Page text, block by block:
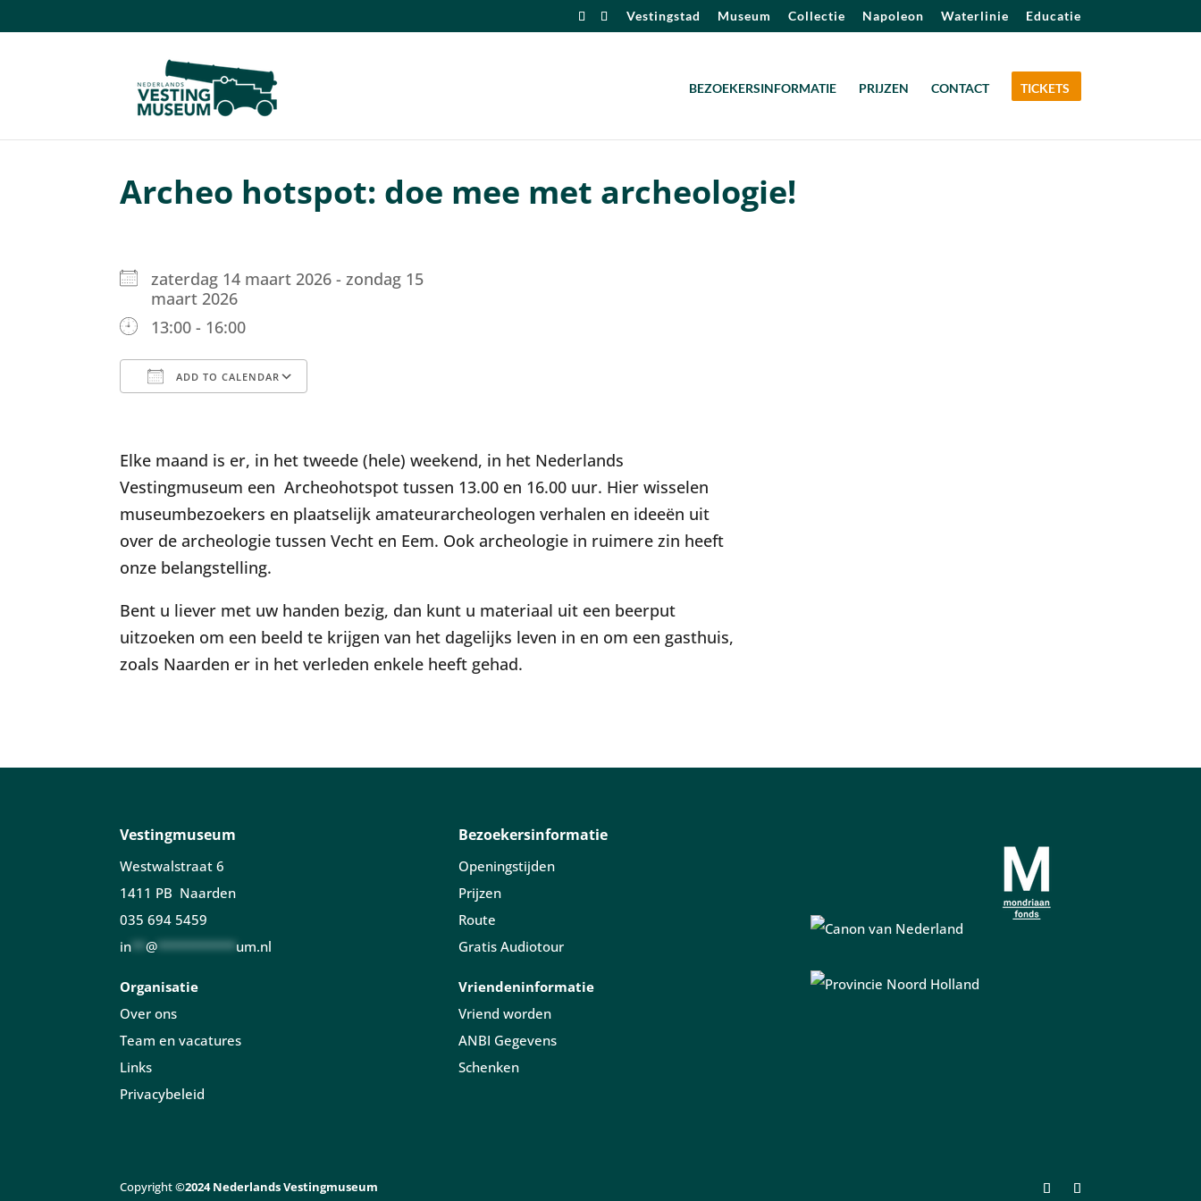
Vestingstad Museum Collectie Napoleon Waterlinie Educatie
BEZOEKERSINFORMATIE PRIJZEN CONTACT TICKETS
Archeo hotspot: doe mee met archeologie!
zaterdag 14 maart 2026 - zondag 15
maart 2026
13:00 - 16:00
ADD TO CALENDAR
Elke maand is er, in het tweede (hele) weekend, in het Nederlands
Vestingmuseum een Archeohotspot tussen 13.00 en 16.00 uur. Hier wisselen
museumbezoekers en plaatselijk amateurarcheologen verhalen en ideeën uit
over de archeologie tussen Vecht en Eem. Ook archeologie in ruimere zin heeft
onze belangstelling.
Bent u liever met uw handen bezig, dan kunt u materiaal uit een beerput
uitzoeken om een beeld te krijgen van het dagelijks leven in en om een gasthuis,
zoals Naarden er in het verleden enkele heeft gehad.
Vestingmuseum
Westwalstraat 6
1411 PB Naarden
035 694 5459
in **@ *********** um.nl
Organisatie
Over ons
Team en vacatures
Links
Privacybeleid
Bezoekersinformatie
Openingstijden
Prijzen
Route
Gratis Audiotour
Vriendeninformatie
Vriend worden
ANBI Gegevens
Schenken
Copyright©2024 Nederlands Vestingmuseum